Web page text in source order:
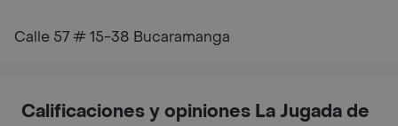
Calle 57 # 15-38 Bucaramanga
Calificaciones y opiniones La Jugada de